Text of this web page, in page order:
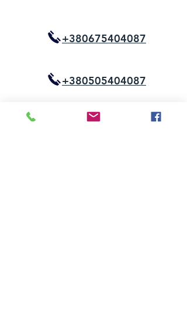
+380675404087
+380505404087
+380634572336